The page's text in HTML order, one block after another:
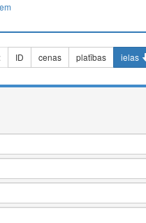
ID cenas platības ielas